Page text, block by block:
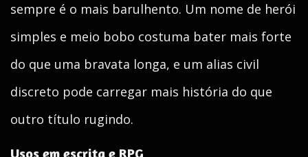
sempre é o mais barulhento. Um nome de herói
simples e meio bobo costuma bater mais forte
do que uma bravata longa, e um alias civil
discreto pode carregar mais história do que
outro título rugindo.
Usos em escrita e RPG